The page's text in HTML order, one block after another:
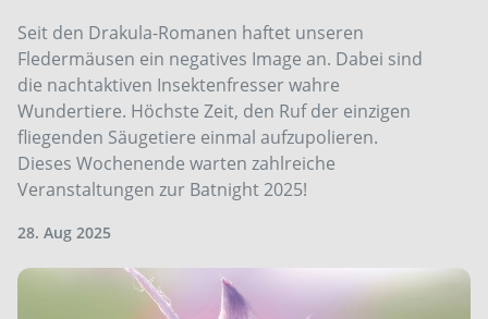
Seit den Drakula-Romanen haftet unseren
Fledermäusen ein negatives Image an. Dabei sind
die nachtaktiven Insektenfresser wahre
Wundertiere. Höchste Zeit, den Ruf der einzigen
fliegenden Säugetiere einmal aufzupolieren.
Dieses Wochenende warten zahlreiche
Veranstaltungen zur Batnight 2025!
28. Aug 2025